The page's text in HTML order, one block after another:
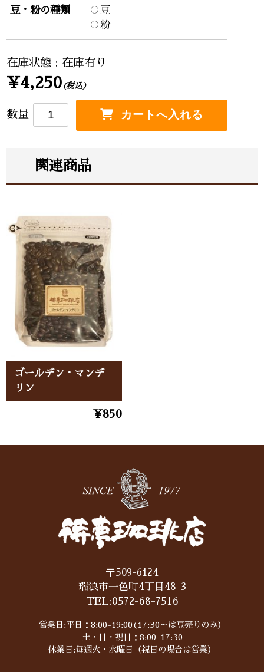
豆・粉の種類
豆
粉
在庫状態 : 在庫有り
¥4,250 (税込)
数量
関連商品
ゴールデン・マンデ
リン
¥850
〒509-6124
瑞浪市一色町4丁目48-3
TEL:0572-68-7516
営業日:平日：8:00-19:00(17:30～は豆売りのみ）
土・日・祝日：8:00-17:30
休業日:毎週火・水曜日（祝日の場合は営業）